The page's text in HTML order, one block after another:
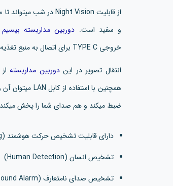
و سفید است. دوربین مداربسته بیسیم
خروجی TYPE C برای اتصال به منبع تغذیه و 1 خروجی RJ45 ( شبکه ) برای انتقال دیتا دارد.
انتقال تصویر در ایندوربین مداربستهاز
ضبط میکند و هم صدای شما را پخش میکند
دارای قابلیت تشخیص حرکت هوشمند (Smart Tracking)
تشخیص انسان (Human Detection)
تشخیص صدای نامتعارف (Abnormal Sound Alarm)